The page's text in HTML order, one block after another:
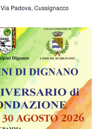
Via Padova, Cussignacco